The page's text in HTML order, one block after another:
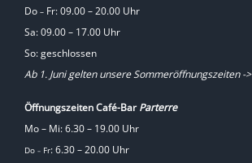
Do – Fr: 09.00 – 20.00 Uhr
Sa: 09.00 – 17.00 Uhr
So: geschlossen
Ab 1. Juni gelten unsere Sommeröffnungszeiten ->
Öffnungszeiten Café-BarParterre
Mo – Mi: 6.30 – 19.00 Uhr
Do – Fr: 6.30 – 20.00 Uhr